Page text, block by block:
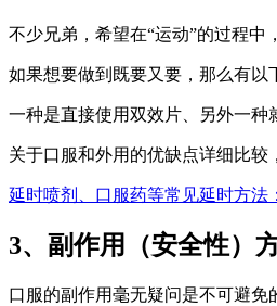
不少兄弟，希望在“运动”的过程中
如果想要做到既要又要，那么有以
一种是直接使用双效片、另外一种
关于口服和外用的优缺点详细比较
延时喷剂、口服药等常见延时方法
3、副作用（安全性）
口服的副作用毫无疑问是不可避免